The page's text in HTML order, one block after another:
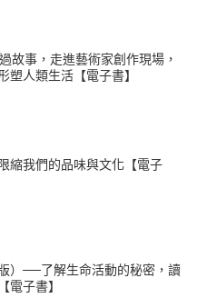
死了，或是從未存在過。也
事，就算一切的一切都是虛假
永恆童年的唯一真相……
猶如一場精心鋪排的謊言。
三部曲》對我的震撼。那不
細微觀察。而是作者經歷了殘
家／馬欣
黑森林，閱讀的旅程如同穿過
成長電影，主人翁似乎篤定但
故事，走進藝術家創作現場，
塑人類生活【電子書】
縮我們的品味與文化【電子
）──了解生命活動的秘密，讀
電子書】